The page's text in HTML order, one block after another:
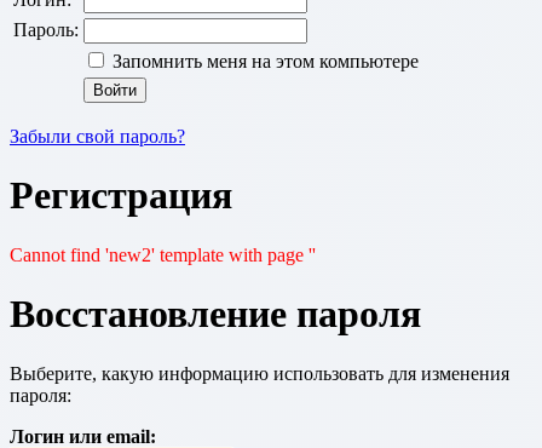
Пароль:
Запомнить меня на этом компьютере
Забыли свой пароль?
Регистрация
Cannot find 'new2' template with page ''
Восстановление пароля
Выберите, какую информацию использовать для изменения
пароля:
Логин или email: